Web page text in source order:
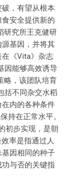
，有望从根本
安全提供新的
研究所王克健研
基因，并将其
在《Vita》杂志
因能够高效诱导
略，该团队培育
括不同杂交水稻
内的各种条件
持在正常水平。
初步实现，是朝
率是指通过人
因相同的种子
与否的关键指